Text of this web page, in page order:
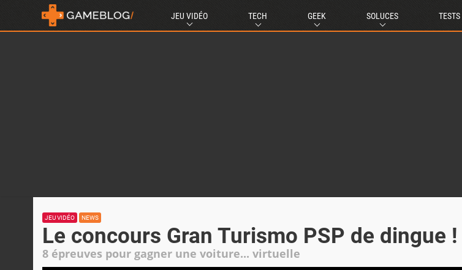
JEU VIDÉO TECH GEEK SOLUCES TESTS
JEU VIDÉO NEWS
Le concours Gran Turismo PSP de dingue !
8 épreuves pour gagner une voiture... virtuelle